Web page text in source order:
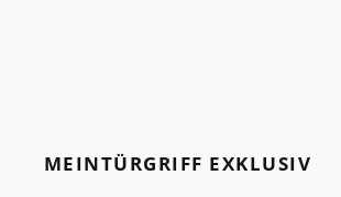
MEINTÜRGRIFF EXKLUSIV